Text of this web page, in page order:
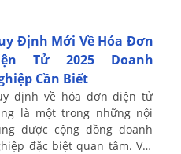
Tử 2025 Doanh
Cần Biết
định về hóa đơn điện tử
là một trong những nội
được cộng đồng doanh
đặc biệt quan tâm. Với